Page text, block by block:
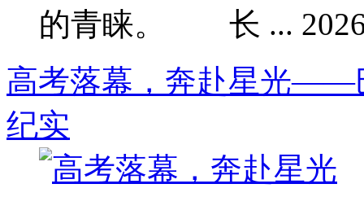
的青睐。 长 ...
高考落幕，奔赴星光——
纪实